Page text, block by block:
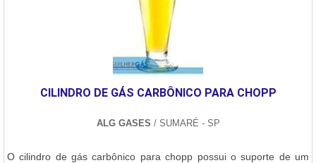
CILINDRO DE GÁS CARBÔNICO PARA CHOPP
ALG GASES / SUMARÉ - SP
O cilindro de gás carbônico para chopp possui o suporte de um